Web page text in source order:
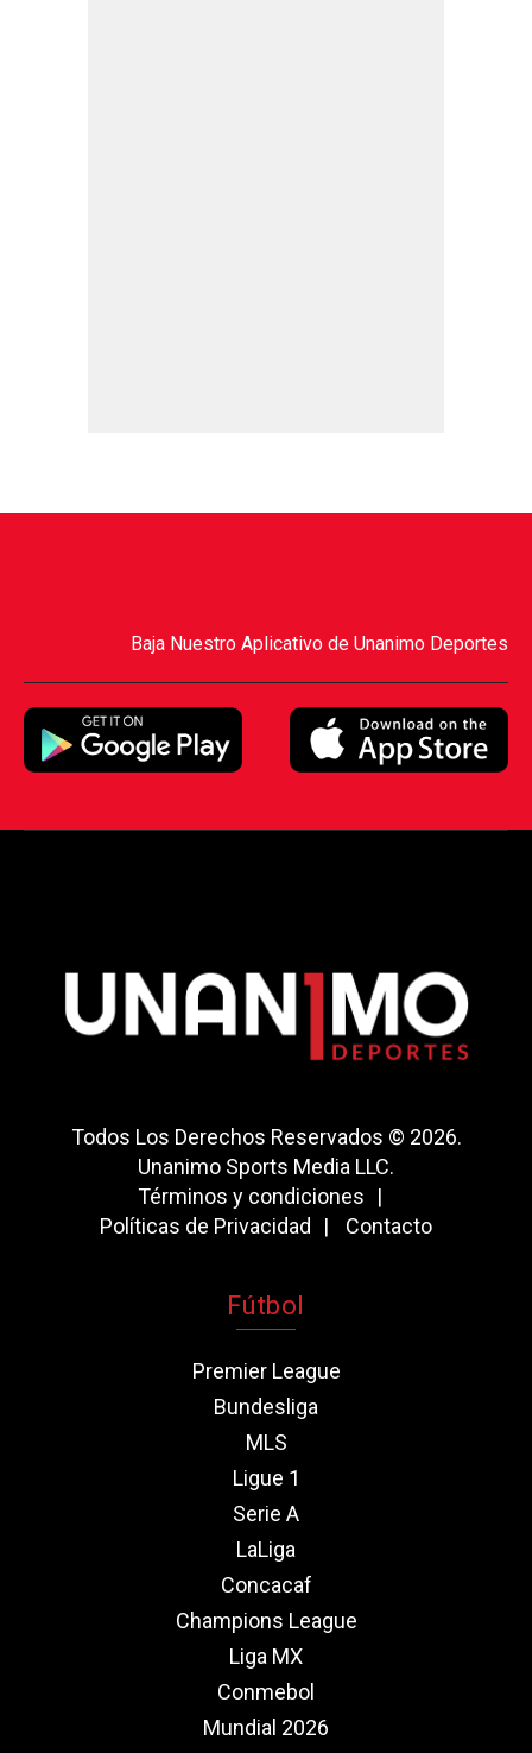
Baja Nuestro Aplicativo de Unanimo Deportes
Todos Los Derechos Reservados © 2026.
Unanimo Sports Media LLC.
Términos y condiciones
Políticas de Privacidad
Contacto
Fútbol
Premier League
Bundesliga
MLS
Ligue 1
Serie A
LaLiga
Concacaf
Champions League
Liga MX
Conmebol
Mundial 2026